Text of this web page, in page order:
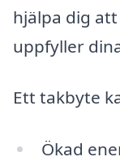
hjälpa dig
uppfyller
Ett takbyte
Ökad